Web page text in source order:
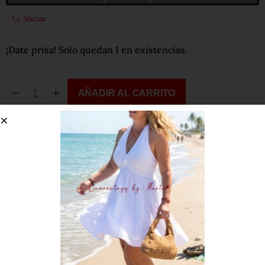
Vaciar
¡Date prisa! Solo quedan 1 en existencias.
AÑADIR AL CARRITO
Descripción Información adicional
Super combinable con prendas que encontrarás en la web.